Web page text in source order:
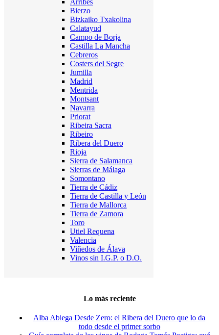
Arribes
Bierzo
Bizkaiko Txakolina
Calatayud
Campo de Borja
Castilla La Mancha
Cebreros
Costers del Segre
Jumilla
Madrid
Mentrida
Montsant
Navarra
Priorat
Ribeira Sacra
Ribeiro
Ribera del Duero
Rioja
Sierra de Salamanca
Sierras de Málaga
Somontano
Tierra de Cádiz
Tierra de Castilla y León
Tierra de Mallorca
Tierra de Zamora
Toro
Utiel Requena
Valencia
Viñedos de Álava
Vinos sin I.G.P. o D.O.
Lo más reciente
Alba Abiega Desde Zero: el Ribera del Duero que lo da
todo desde el primer sorbo